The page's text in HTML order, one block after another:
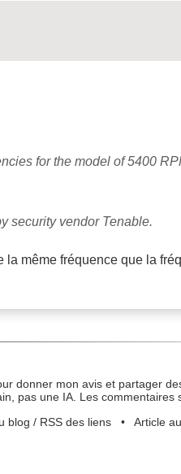
for the model of 5400
security vendor Tenable.
même fréquence que la
donner mon avis et partager
pas une IA. Les commentaires
blog / RSS des liens• Article